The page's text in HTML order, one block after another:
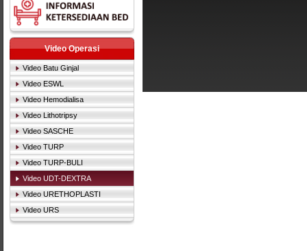
Video Operasi
Video Batu Ginjal
Video ESWL
Video Hemodialisa
Video Lithotripsy
Video SASCHE
Video TURP
Video TURP-BULI
Video UDT-DEXTRA
Video URETHOPLASTI
Video URS